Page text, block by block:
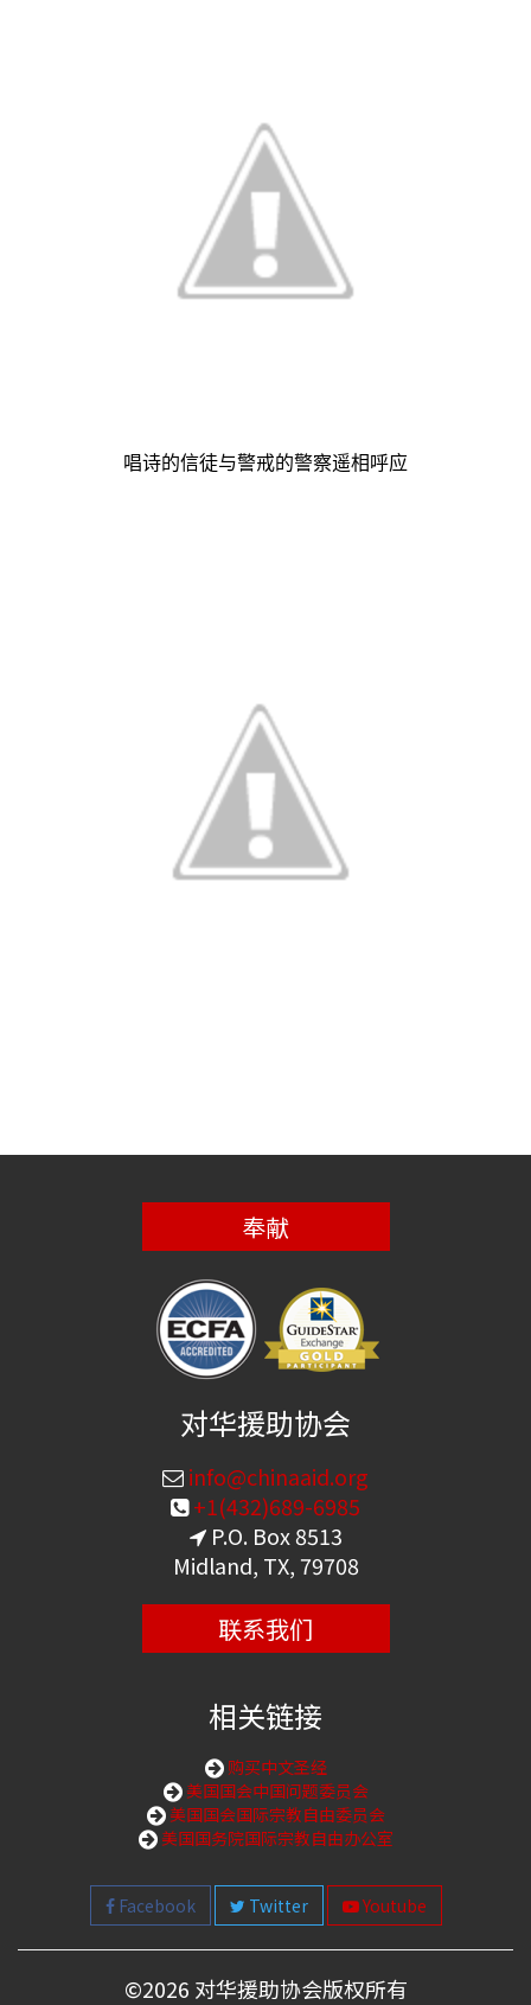
唱诗的信徒与警戒的警察遥相呼应
奉献
对华援助协会
info@chinaaid.org
+1(432)689-6985
P.O. Box 8513
Midland, TX, 79708
联系我们
相关链接
购买中文圣经
美国国会中国问题委员会
美国国会国际宗教自由委员会
美国国务院国际宗教自由办公室
Facebook Twitter Youtube
©2026 对华援助协会版权所有